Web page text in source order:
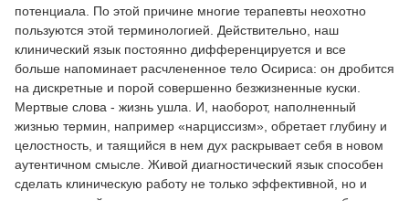
потенциала. По этой причине многие терапевты неохотно
пользуются этой терминологией. Действительно, наш
клинический язык постоянно дифференцируется и все
больше напоминает расчлененное тело Осириса: он дробится
на дискретные и порой совершенно безжизненные куски.
Мертвые слова - жизнь ушла. И, наоборот, наполненный
жизнью термин, например «нарциссизм», обретает глубину и
целостность, и таящийся в нем дух раскрывает себя в новом
аутентичном смысле. Живой диагностический язык способен
сделать клиническую работу не только эффективной, но и